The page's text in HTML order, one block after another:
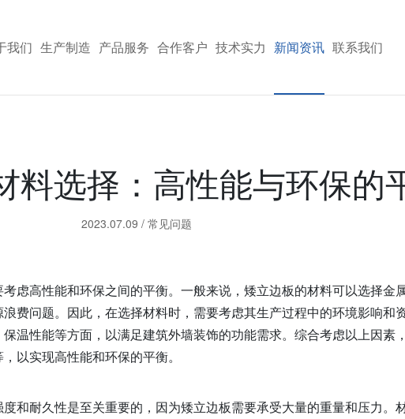
我们 生产制造 产品服务 合作客户 技术实力 新闻资讯 联系我们
料选择：高性能与环保的
2023.07.09 / 常见问题
虑高性能和环保之间的平衡。一般来说，矮立边板的材料可以选择金
费问题。因此，在选择材料时，需要考虑其生产过程中的环境影响和
温性能等方面，以满足建筑外墙装饰的功能需求。综合考虑以上因素
以实现高性能和环保的平衡。
和耐久性是至关重要的，因为矮立边板需要承受大量的重量和压力。